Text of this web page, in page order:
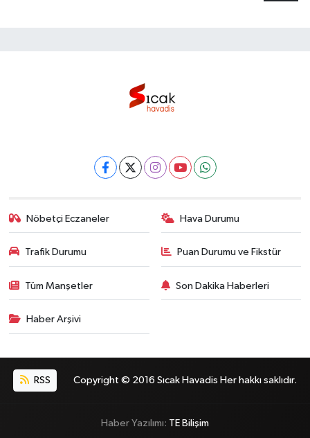
Nöbetçi Eczaneler Hava Durumu
Trafik Durumu Puan Durumu ve Fikstür
Tüm Manşetler Son Dakika Haberleri
Haber Arşivi
RSS Copyright © 2016 Sıcak Havadis Her hakkı saklıdır.
Haber Yazılımı: TE Bilişim